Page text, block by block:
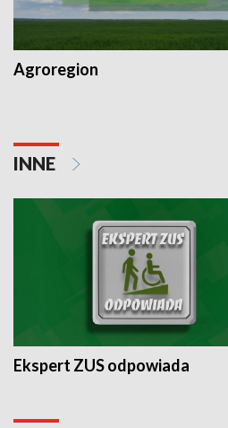
Agroregion
INNE
Ekspert ZUS odpowiada